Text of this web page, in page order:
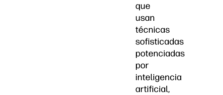
que
usan
técnicas
sofisticadas
potenciadas
por
inteligencia
artificial,